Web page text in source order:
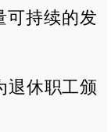
可持续的发
退休职工颁